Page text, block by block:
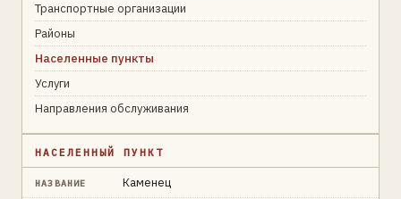
Транспортные организации
Районы
Населенные пункты
Услуги
Направления обслуживания
НАСЕЛЕННЫЙ ПУНКТ
НАЗВАНИЕ Каменец